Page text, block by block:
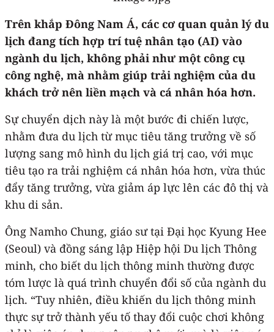
Trên khắp Đông Nam Á, các cơ quan quản lý du
lịch đang tích hợp trí tuệ nhân tạo (AI) vào
ngành du lịch, không phải như một công cụ
công nghệ, mà nhằm giúp trải nghiệm của du
khách trở nên liền mạch và cá nhân hóa hơn.
Sự chuyển dịch này là một bước đi chiến lược,
nhằm đưa du lịch từ mục tiêu tăng trưởng về số
lượng sang mô hình du lịch giá trị cao, với mục
tiêu tạo ra trải nghiệm cá nhân hóa hơn, vừa thúc
đẩy tăng trưởng, vừa giảm áp lực lên các đô thị và
khu di sản.
Ông Namho Chung, giáo sư tại Đại học Kyung Hee
(Seoul) và đồng sáng lập Hiệp hội Du lịch Thông
minh, cho biết du lịch thông minh thường được
tóm lược là quá trình chuyển đổi số của ngành du
lịch. “Tuy nhiên, điều khiến du lịch thông minh
thực sự trở thành yếu tố thay đổi cuộc chơi không